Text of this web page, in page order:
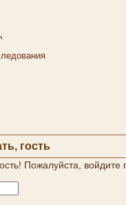
гость
Пожалуйста,